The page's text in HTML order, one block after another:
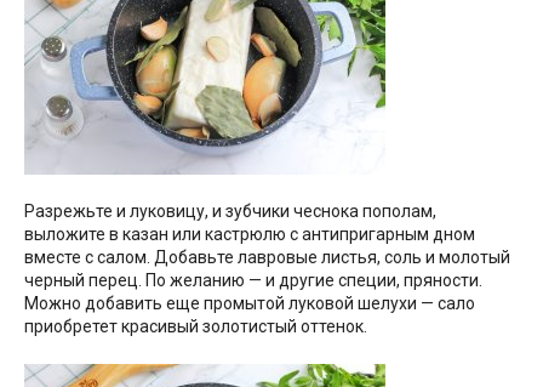
Разрежьте и луковицу, и зубчики чеснока пополам,
выложите в казан или кастрюлю с антипригарным дном
вместе с салом. Добавьте лавровые листья, соль и молотый
черный перец. По желанию — и другие специи, пряности.
Можно добавить еще промытой луковой шелухи — сало
приобретет красивый золотистый оттенок.